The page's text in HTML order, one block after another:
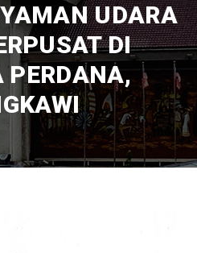
UDARA
DI
PERDANA,